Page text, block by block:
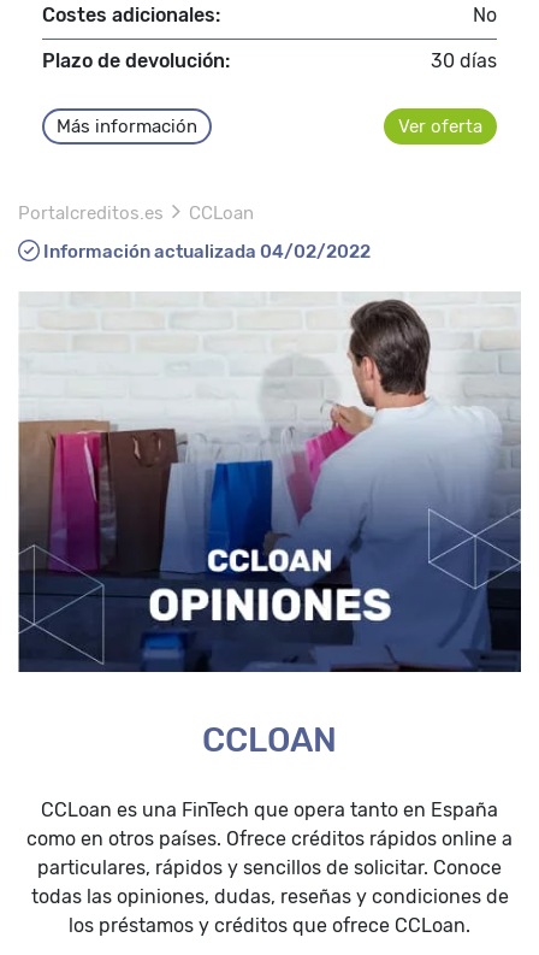
Costes adicionales:
No
Plazo de devolución:
30 días
Más información Ver oferta
Portalcreditos.es
CCLoan
Información actualizada 04/02/2022
CCLOAN
CCLoan es una FinTech que opera tanto en España
como en otros países. Ofrece créditos rápidos online a
particulares, rápidos y sencillos de solicitar. Conoce
todas las opiniones, dudas, reseñas y condiciones de
los préstamos y créditos que ofrece CCLoan.